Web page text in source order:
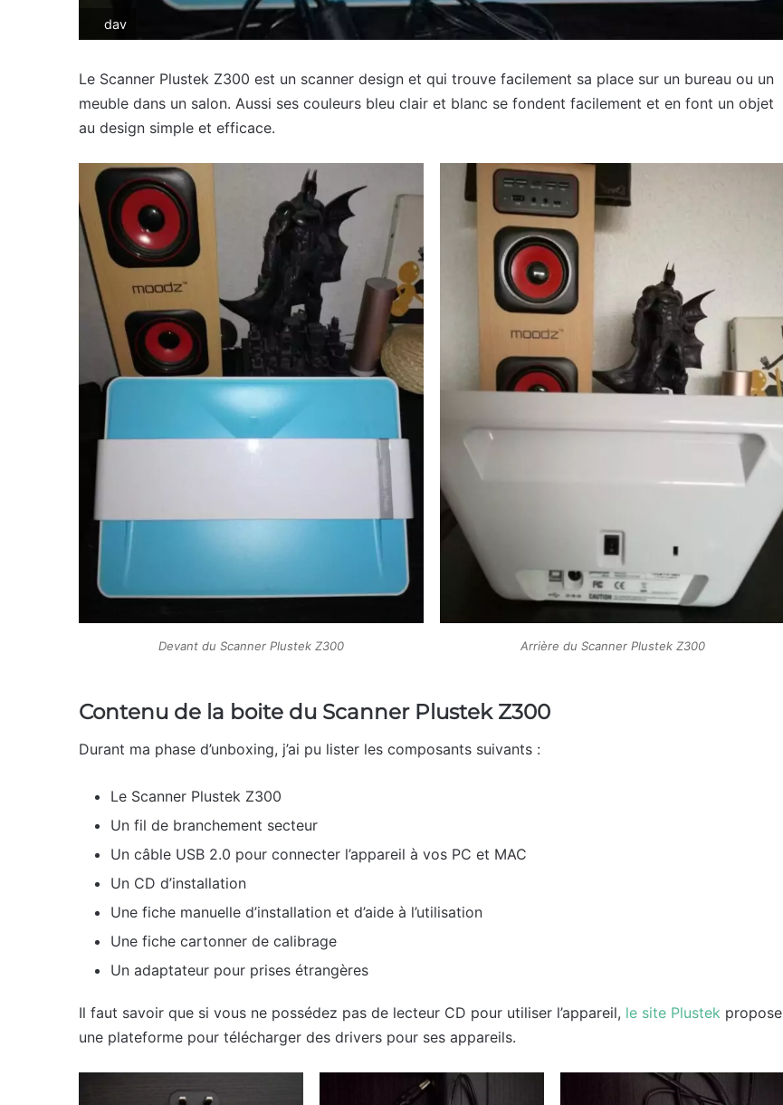
dav
Le Scanner Plustek Z300 est un scanner design et qui trouve facilement sa place sur un bureau ou un
meuble dans un salon. Aussi ses couleurs bleu clair et blanc se fondent facilement et en font un objet
au design simple et efficace.
Devant du Scanner Plustek Z300 Arrière du Scanner Plustek Z300
Contenu de la boite du Scanner Plustek Z300
Durant ma phase d’unboxing, j’ai pu lister les composants suivants :
Le Scanner Plustek Z300
Un fil de branchement secteur
Un câble USB 2.0 pour connecter l’appareil à vos PC et MAC
Un CD d’installation
Une fiche manuelle d’installation et d’aide à l’utilisation
Une fiche cartonner de calibrage
Un adaptateur pour prises étrangères
Il faut savoir que si vous ne possédez pas de lecteur CD pour utiliser l’appareil, le site Plustek propose
une plateforme pour télécharger des drivers pour ses appareils.